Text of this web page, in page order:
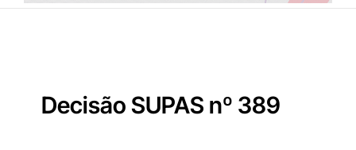
Decisão SUPAS nº 389